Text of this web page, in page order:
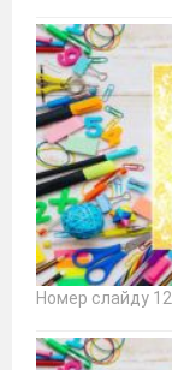
Номер слайду 12